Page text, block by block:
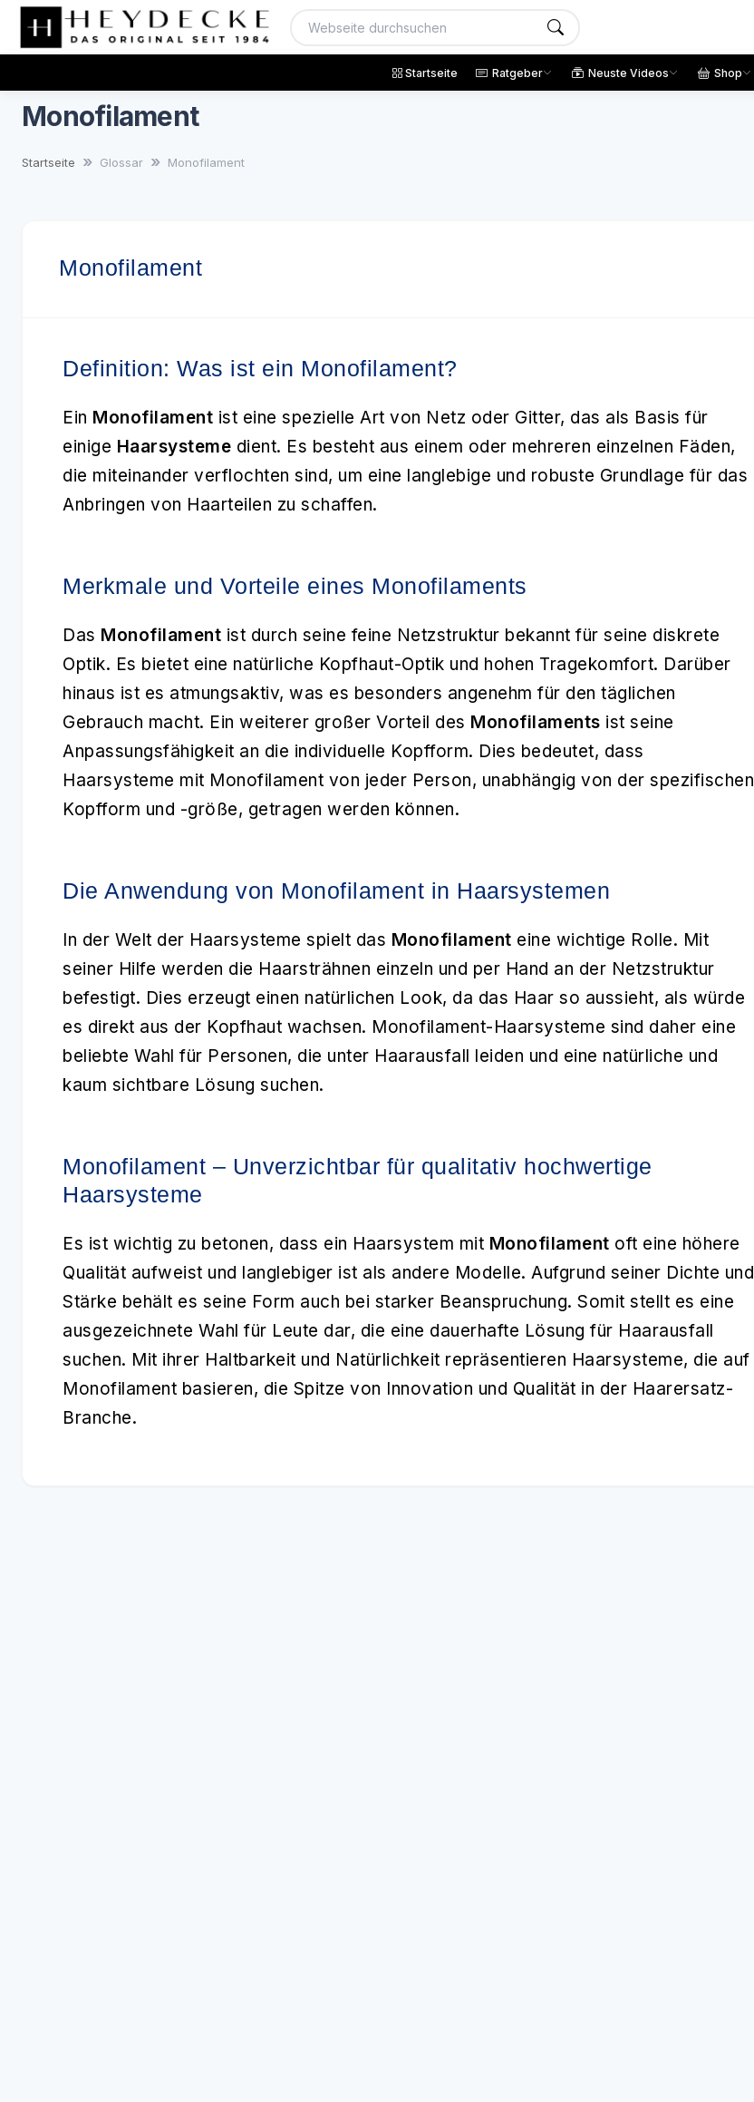
Startseite Ratgeber Neuste Videos Shop
Monofilament
Startseite Glossar Monofilament
Monofilament
Definition: Was ist ein Monofilament?
Ein Monofilament ist eine spezielle Art von Netz oder Gitter, das als Basis für
einige Haarsysteme dient. Es besteht aus einem oder mehreren einzelnen Fäden,
die miteinander verflochten sind, um eine langlebige und robuste Grundlage für das
Anbringen von Haarteilen zu schaffen.
Merkmale und Vorteile eines Monofilaments
Das Monofilament ist durch seine feine Netzstruktur bekannt für seine diskrete
Optik. Es bietet eine natürliche Kopfhaut-Optik und hohen Tragekomfort. Darüber
hinaus ist es atmungsaktiv, was es besonders angenehm für den täglichen
Gebrauch macht. Ein weiterer großer Vorteil des Monofilaments ist seine
Anpassungsfähigkeit an die individuelle Kopfform. Dies bedeutet, dass
Haarsysteme mit Monofilament von jeder Person, unabhängig von der spezifischen
Kopfform und -größe, getragen werden können.
Die Anwendung von Monofilament in Haarsystemen
In der Welt der Haarsysteme spielt das Monofilament eine wichtige Rolle. Mit
seiner Hilfe werden die Haarsträhnen einzeln und per Hand an der Netzstruktur
befestigt. Dies erzeugt einen natürlichen Look, da das Haar so aussieht, als würde
es direkt aus der Kopfhaut wachsen. Monofilament-Haarsysteme sind daher eine
beliebte Wahl für Personen, die unter Haarausfall leiden und eine natürliche und
kaum sichtbare Lösung suchen.
Monofilament – Unverzichtbar für qualitativ hochwertige
Haarsysteme
Es ist wichtig zu betonen, dass ein Haarsystem mit Monofilament oft eine höhere
Qualität aufweist und langlebiger ist als andere Modelle. Aufgrund seiner Dichte und
Stärke behält es seine Form auch bei starker Beanspruchung. Somit stellt es eine
ausgezeichnete Wahl für Leute dar, die eine dauerhafte Lösung für Haarausfall
suchen. Mit ihrer Haltbarkeit und Natürlichkeit repräsentieren Haarsysteme, die auf
Monofilament basieren, die Spitze von Innovation und Qualität in der Haarersatz-
Branche.